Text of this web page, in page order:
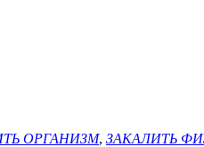
ОРГАНИЗМ, ЗАКАЛИТЬ